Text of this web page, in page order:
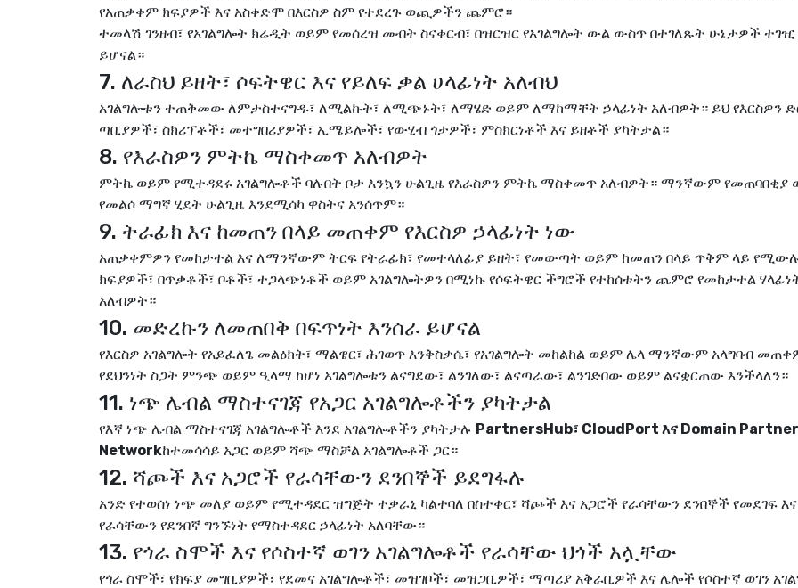
የአጠቃቀም ክፍያዎች እና አስቀድሞ በእርስዎ ስም የተደረጉ ወጪዎችን ጨምሮ።
ተመላሽ ገንዘብ፣ የአገልግሎት ክሬዲት ወይም የመሰረዝ መብት ስናቀርብ፣ በዝርዝር የአገልግሎት ውል ውስጥ በተገለጹት ሁኔታዎች ተገዢ
ይሆናል።
7. ለራስህ ይዘት፣ ሶፍትዌር እና የይለፍ ቃል ሀላፊነት አለብህ
አገልግሎቱን ተጠቅመው ለምታስተናግዱ፣ ለሚልኩት፣ ለሚጭኑት፣ ለማሄድ ወይም ለማከማቸት ኃላፊነት አለብዎት። ይህ የእርስዎን
ጣቢያዎች፣ ስክሪፕቶች፣ መተግበሪያዎች፣ ኢሜይሎች፣ የውሂብ ጎታዎች፣ ምስክርነቶች እና ይዘቶች ያካትታል።
8. የእራስዎን ምትኬ ማስቀመጥ አለብዎት
ምትኬ ወይም የሚተዳደሩ አገልግሎቶች ባሉበት ቦታ እንኳን ሁልጊዜ የእራስዎን ምትኬ ማስቀመጥ አለብዎት። ማንኛውም የመጠባበቂያ
የመልሶ ማግኛ ሂደት ሁልጊዜ እንደሚሳካ ዋስትና አንሰጥም።
9. ትራፊክ እና ከመጠን በላይ መጠቀም የእርስዎ ኃላፊነት ነው
አጠቃቀምዎን የመከታተል እና ለማንኛውም ትርፍ የትራፊክ፣ የመተላለፊያ ይዘት፣ የመውጣት ወይም ከመጠን በላይ ጥቅም ላይ የሚውሉ
ክፍያዎች፣ በጥቃቶች፣ ቦቶች፣ ተጋላጭነቶች ወይም አገልግሎትዎን በሚነኩ የሶፍትዌር ችግሮች የተከሰቱትን ጨምሮ የመከታተል
አለብዎት።
10. መድረኩን ለመጠበቅ በፍጥነት እንሰራ ይሆናል
የእርስዎ አገልግሎት የአይፈለጌ መልዕክት፣ ማልዌር፣ ሕገወጥ እንቅስቃሴ፣ የአገልግሎት መከልከል ወይም ሌላ ማንኛውም አላግባብ
የደህንነት ስጋት ምንጭ ወይም ዒላማ ከሆነ አገልግሎቱን ልናግደው፣ ልንገለው፣ ልናጣራው፣ ልንገድበው ወይም ልናቋርጠው እንችላለን።
11. ነጭ ሌብል ማስተናገጃ የአጋር አገልግሎቶችን ያካትታል
የእኛ ነጭ ሌብል ማስተናገጃ አገልግሎቶች እንደ አገልግሎቶችን ያካትታሉ PartnersHub፣ CloudPort እና Domain Partner
Networkከተመሳሳይ አጋር ወይም ሻጭ ማስቻል አገልግሎቶች ጋር።
12. ሻጮች እና አጋሮች የራሳቸውን ደንበኞች ይደግፋሉ
አንድ የተወሰነ ነጭ መለያ ወይም የሚተዳደር ዝግጅት ተቃራኒ ካልተባለ በስተቀር፣ ሻጮች እና አጋሮች የራሳቸውን ደንበኞች የመደገፍ እና
የራሳቸውን የደንበኛ ግንኙነት የማስተዳደር ኃላፊነት አለባቸው።
13. የጎራ ስሞች እና የሶስተኛ ወገን አገልግሎቶች የራሳቸው ህጎች አሏቸው
የጎራ ስሞች፣ የክፍያ መግቢያዎች፣ የደመና አገልግሎቶች፣ መዝገቦች፣ መዝጋቢዎች፣ ማጣሪያ አቅራቢዎች እና ሌሎች የሶስተኛ ወገን